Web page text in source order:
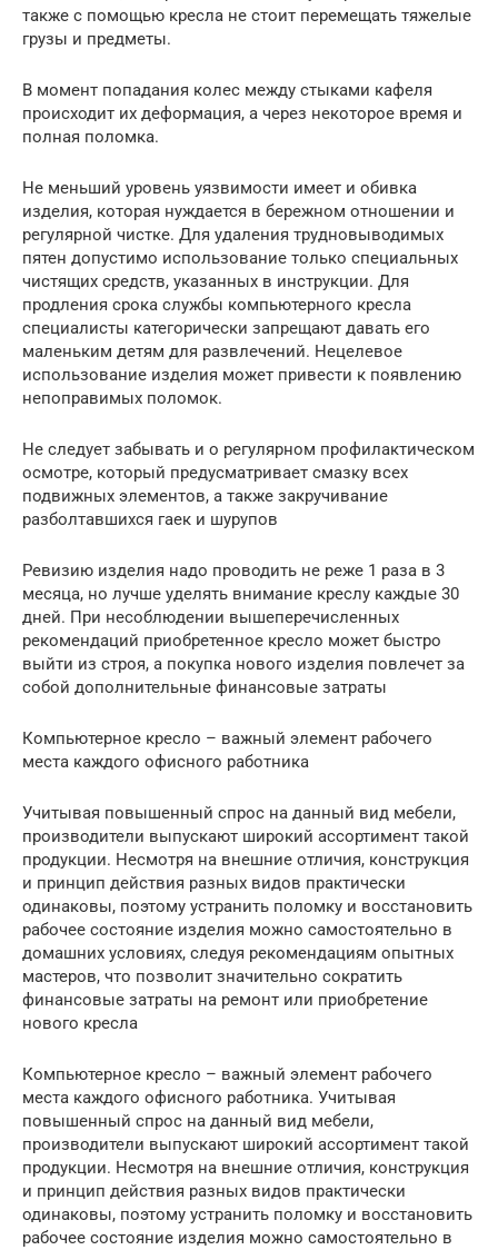
также с помощью кресла не стоит перемещать тяжелые
грузы и предметы.
В момент попадания колес между стыками кафеля
происходит их деформация, а через некоторое время и
полная поломка.
Не меньший уровень уязвимости имеет и обивка
изделия, которая нуждается в бережном отношении и
регулярной чистке. Для удаления трудновыводимых
пятен допустимо использование только специальных
чистящих средств, указанных в инструкции. Для
продления срока службы компьютерного кресла
специалисты категорически запрещают давать его
маленьким детям для развлечений. Нецелевое
использование изделия может привести к появлению
непоправимых поломок.
Не следует забывать и о регулярном профилактическом
осмотре, который предусматривает смазку всех
подвижных элементов, а также закручивание
разболтавшихся гаек и шурупов
Ревизию изделия надо проводить не реже 1 раза в 3
месяца, но лучше уделять внимание креслу каждые 30
дней. При несоблюдении вышеперечисленных
рекомендаций приобретенное кресло может быстро
выйти из строя, а покупка нового изделия повлечет за
собой дополнительные финансовые затраты
Компьютерное кресло – важный элемент рабочего
места каждого офисного работника
Учитывая повышенный спрос на данный вид мебели,
производители выпускают широкий ассортимент такой
продукции. Несмотря на внешние отличия, конструкция
и принцип действия разных видов практически
одинаковы, поэтому устранить поломку и восстановить
рабочее состояние изделия можно самостоятельно в
домашних условиях, следуя рекомендациям опытных
мастеров, что позволит значительно сократить
финансовые затраты на ремонт или приобретение
нового кресла
Компьютерное кресло – важный элемент рабочего
места каждого офисного работника. Учитывая
повышенный спрос на данный вид мебели,
производители выпускают широкий ассортимент такой
продукции. Несмотря на внешние отличия, конструкция
и принцип действия разных видов практически
одинаковы, поэтому устранить поломку и восстановить
рабочее состояние изделия можно самостоятельно в